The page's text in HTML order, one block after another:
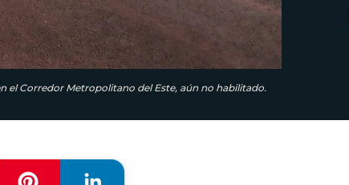
el Corredor Metropolitano del Este, aún no habilitado.